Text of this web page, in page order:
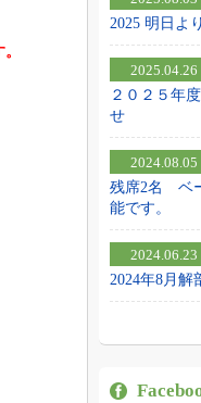
2025 明日よ
2025.04.26
２０２５年
せ
2024.08.05
残席2名 ベ
能です。
2024.06.23
2024年8月